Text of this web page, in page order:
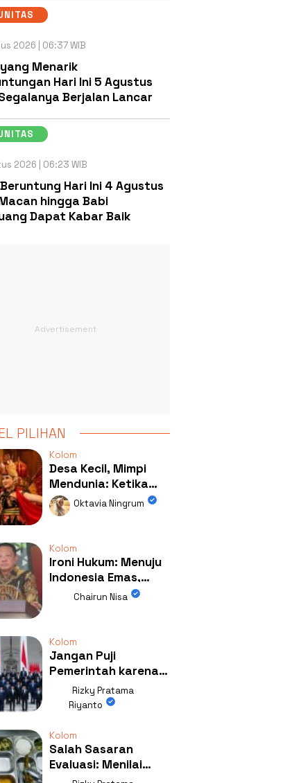
2026 | 06:37 WIB
Menarik
Hari Ini 5 Agustus
Berjalan Lancar
2026 | 06:23 WIB
Hari Ini 4 Agustus
hingga Babi
Dapat Kabar Baik
PILIHAN
Kolom
Desa Kecil, Mimpi
Mendunia: Ketika
Kolaborasi
Mengubah Wajah
Oktavia Ningrum
Kolom
Ironi Hukum: Menuju
Indonesia Emas,
Ternyata Emasnya
Chairun Nisa
Kolom
Jangan Puji
Pemerintah karena
Kerja: Mengapa
Publik Begitu Mudah
Rizky Pratama
Riyanto
Kolom
Salah Sasaran
Evaluasi: Menilai
Program MBG Lewat